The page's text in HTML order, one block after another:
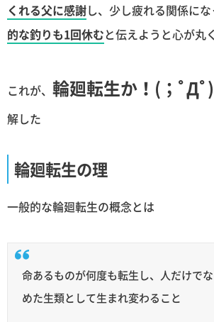
くれる父に感謝し、少し疲れる関係に
的な釣りも1回休むと伝えようと心が丸
これが、 輪廻転生か！(；ﾟДﾟ)
解した
輪廻転生の理
一般的な輪廻転生の概念とは
命あるものが何度も転生し、人だけで
めた生類として生まれ変わること